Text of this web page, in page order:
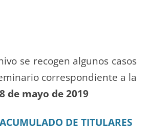
se recogen algunos casos
correspondiente a la
de mayo de 2019
DE TITULARES